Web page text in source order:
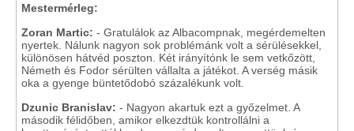
Mestermérleg:
Zoran Martic: - Gratulálok az Albacompnak, megérdemelten
nyertek. Nálunk nagyon sok problémánk volt a sérülésekkel,
különösen hátvéd poszton. Két irányítónk le sem vetkőzött,
Németh és Fodor sérülten vállalta a játékot. A verség másik
oka a gyenge büntetődobó százalékunk volt.
Dzunic Branislav: - Nagyon akartuk ezt a győzelmet. A
második félidőben, amikor elkezdtük kontrollálni a